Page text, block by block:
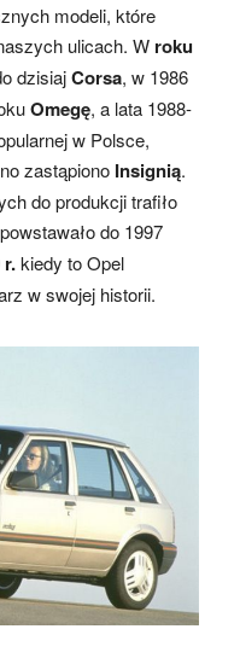
modeli, które
ulicach. Wroku
dzisiajCorsa, w 1986
Omegę, a lata 1988-
w Polsce,
zastąpiono Insignią.
do produkcji trafiło
do 1997
kiedy to Opel
w swojej historii.